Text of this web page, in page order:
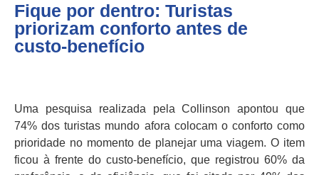
Fique por dentro: Turistas
priorizam conforto antes de
custo-benefício
Uma pesquisa realizada pela Collinson apontou que
74% dos turistas mundo afora colocam o conforto como
prioridade no momento de planejar uma viagem. O item
ficou à frente do custo-benefício, que registrou 60% da